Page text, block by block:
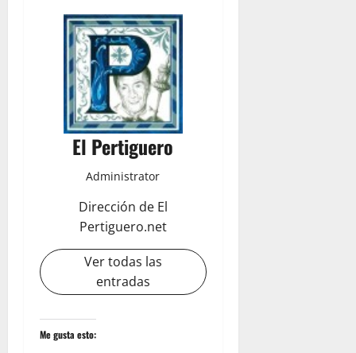
El Pertiguero
Administrator
Dirección de El
Pertiguero.net
Ver todas las
entradas
Me gusta esto: